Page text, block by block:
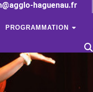
haguenau.fr
PROGRAMMATION